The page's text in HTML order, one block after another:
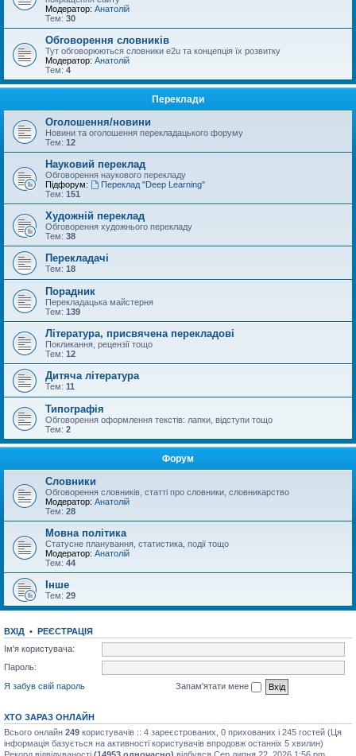
Модератор: Анатолій
Тем: 30
Обговорення словників
Тут обговорюються словники e2u та концепція їх розвитку
Модератор: Анатолій
Тем: 4
Переклади
Оголошення/новини
Новини та оголошення перекладацького форуму
Тем: 12
Науковий переклад
Обговорення наукового перекладу
Підфорум:
Переклад "Deep Learning"
Тем: 151
Художній переклад
Обговорення художнього перекладу
Тем: 38
Перекладачі
Тем: 18
Порадник
Перекладацька майстерня
Тем: 139
Література, присвячена перекладові
Покликання, рецензії тощо
Тем: 12
Дитяча література
Тем: 11
Типографія
Обговорення оформлення текстів: лапки, відступи тощо
Тем: 2
Форум
Словники
Обговорення словників, статті про словники, словникарство
Модератор: Анатолій
Тем: 28
Мовна політика
Статусне планування, статистика, події тощо
Модератор: Анатолій
Тем: 44
Інше
Тем: 29
ВХІД • РЕЄСТРАЦІЯ
Ім'я користувача:
Пароль:
Я забув свій пароль
Запам'ятати мене
ХТО ЗАРАЗ ОНЛАЙН
Всього онлайн 249 користувачів :: 4 зареєстрованих, 0 прихованих і 245 гостей (Ця
інформація базується на активності користувачів впродовж останніх 5 хвилин)
Рекорд відвідуваності (14953 одночасно) відбувся Сер липня 22, 2026 1:56 pm